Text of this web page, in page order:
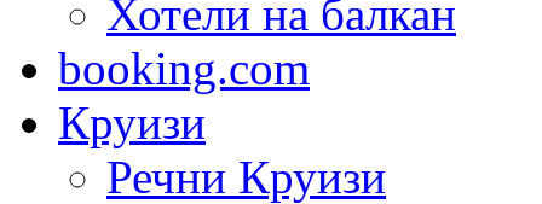
Хотели на балкан
booking.com
Круизи
Речни Круизи